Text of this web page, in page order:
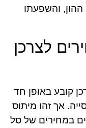
והשפעתו
לצרכן
קובע באופן חד
אך זהו מיתוס
במחירים של סל